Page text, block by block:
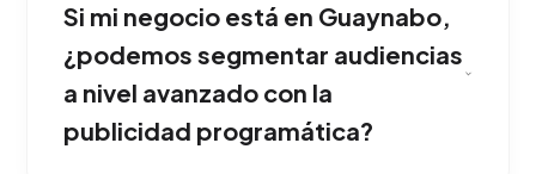
algoritmos predictivos, mostrando tus
mensajes únicamente a perfiles altamente
relevantes. Ideal para potenciar y consolidar
Si mi negocio está en Guaynabo,
¿podemos segmentar audiencias
a nivel avanzado con la
publicidad programática?